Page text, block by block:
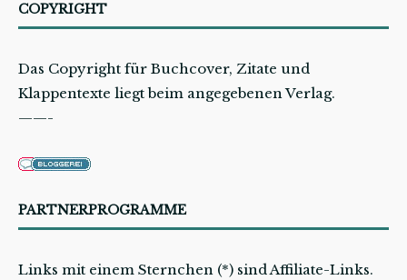
COPYRIGHT
Das Copyright für Buchcover, Zitate und
Klappentexte liegt beim angegebenen Verlag.
——-
PARTNERPROGRAMME
Links mit einem Sternchen (*) sind Affiliate-Links.